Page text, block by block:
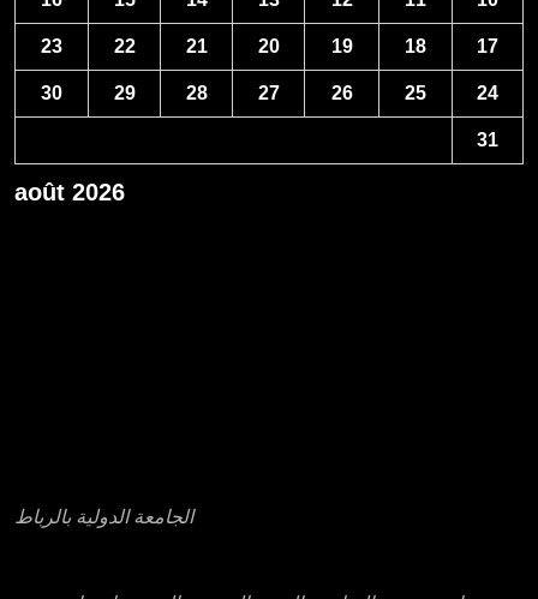
août 2026
17
18
19
20
21
22
23
24
25
26
27
28
29
30
31
الجامعة الدولية بالرباط